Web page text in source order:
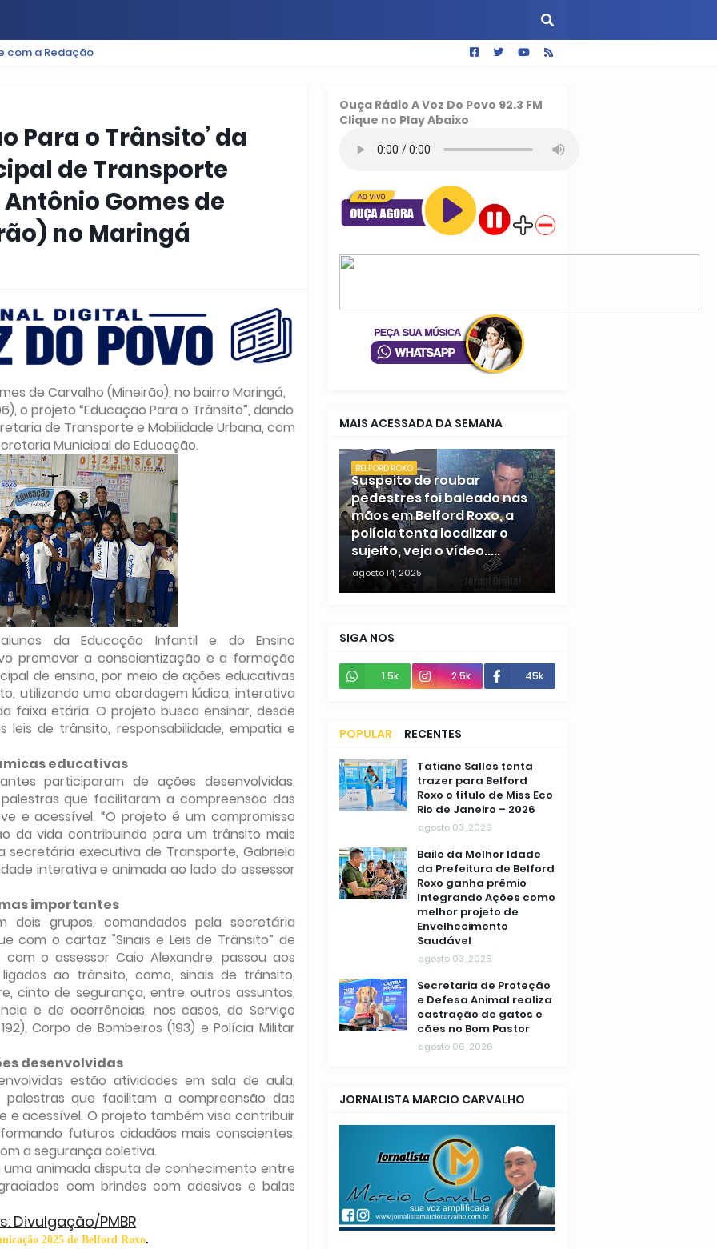
BAIXADA
com a Redação
Para o Trânsito’ da
de Transporte
Gomes de
no Maringá
de Carvalho (Mineirão), no bairro Maringá,
o projeto “Educação Para o Trânsito”, dando
de Transporte e Mobilidade Urbana, com
Municipal de Educação.
da Educação Infantil e do Ensino
promover a conscientização e a formação
de ensino, por meio de ações educativas
utilizando uma abordagem lúdica, interativa
faixa etária. O projeto busca ensinar, desde
leis de trânsito, responsabilidade, empatia e
educativas
participaram de ações desenvolvidas,
que facilitaram a compreensão das
e acessível. “O projeto é um compromisso
da vida contribuindo para um trânsito mais
secretária executiva de Transporte, Gabriela
interativa e animada ao lado do assessor
importantes
dois grupos, comandados pela secretária
com o cartaz "Sinais e Leis de Trânsito” de
o assessor Caio Alexandre, passou aos
ao trânsito, como, sinais de trânsito,
cinto de segurança, entre outros assuntos,
e de ocorrências, nos casos, do Serviço
Corpo de Bombeiros (193) e Polícia Militar
desenvolvidas
estão atividades em sala de aula,
palestras que facilitam a compreensão das
e acessível. O projeto também visa contribuir
futuros cidadãos mais conscientes,
a segurança coletiva.
animada disputa de conhecimento entre
com brindes com adesivos e balas
Divulgação/PMBR
2025 de Belford Roxo.
Ouça Rádio A Voz Do Povo 92.3 FM
Clique no Play Abaixo
MAIS ACESSADA DA SEMANA
BELFORD ROXO
Suspeito de roubar
pedestres foi baleado nas
mãos em Belford Roxo, a
polícia tenta localizar o
sujeito, veja o vídeo.....
agosto 14, 2025
SIGA NOS
1.5k 2.5k 45k
POPULAR
RECENTES
COMENTÁRIOSTatiane Salles tenta
trazer para Belford
Roxo o título de Miss Eco
Rio de Janeiro – 2026
agosto 03, 2026
Baile da Melhor Idade
da Prefeitura de Belford
Roxo ganha prêmio
Integrando Ações como
melhor projeto de
Envelhecimento
Saudável
agosto 03, 2026
Secretaria de Proteção
e Defesa Animal realiza
castração de gatos e
cães no Bom Pastor
agosto 06, 2026
JORNALISTA MARCIO CARVALHO